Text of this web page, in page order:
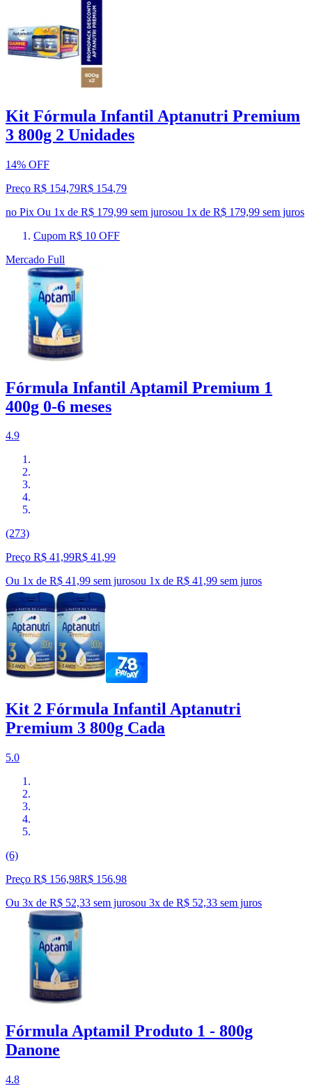
Kit Fórmula Infantil Aptanutri Premium
3 800g 2 Unidades
14% OFF
Preço R$ 154,79R$ 154,79
no Pix Ou 1x de R$ 179,99 sem jurosou 1x de R$ 179,99 sem juros
Cupom R$ 10 OFF
Mercado Full
Fórmula Infantil Aptamil Premium 1
400g 0-6 meses
4.9
(273)
Preço R$ 41,99R$ 41,99
Ou 1x de R$ 41,99 sem jurosou 1x de R$ 41,99 sem juros
Kit 2 Fórmula Infantil Aptanutri
Premium 3 800g Cada
5.0
(6)
Preço R$ 156,98R$ 156,98
Ou 3x de R$ 52,33 sem jurosou 3x de R$ 52,33 sem juros
Fórmula Aptamil Produto 1 - 800g
Danone
4.8